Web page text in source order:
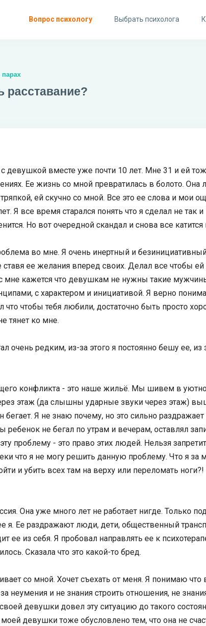
Вопрос психологу Выбрать психолога
расставание?
девушкой вместе уже почти 10 лет. Мне 31 и ей
Ее жизнь со мной превратилась в болото. Она
ей скучно со мной. Все это ее слова и мои
Я все время старался понять что я сделал не так
Но вот очередной скандал и снова все катится
во мне. Я очень инертный и
ставя ее желания вперед своих. Делал все чтобы
мне кажется что девушкам не нужны такие
с характером и инициативой. Я верно
что чтобы тебя любили, достаточно быть просто
тянет ко мне.
очень редким, из-за этого я постоянно бешу ее, из
конфликта - это наше жильё. Мы шивем в
этаж (да слышны ударные звуки через этаж)
бегает. Я не знаю почему, но это сильно
ребенок не бегал по утрам и вечерам, оставлял
проблему - это право этих людей. Нельзя
что я не могу решить данную проблему. Что я за
и убить всех там на верху или переломать
Она уже много лет не работает нигде. Только
я. Ее раздражают люди, дети, общественный
ее из себя. Я пробовал направлять ее к
Сказала что это какой-то бред.
со мной. Хочет съехать от меня. Я понимаю
неумения и не знания строить отношения, не
девушки довел эту ситуацию до такого
моей девушки тоже обусловлено тем, что она не